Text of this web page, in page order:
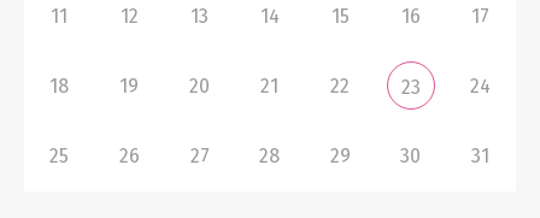
11 12 13 14 15 16 17
18 19 20 21 22 23 24
25 26 27 28 29 30 31